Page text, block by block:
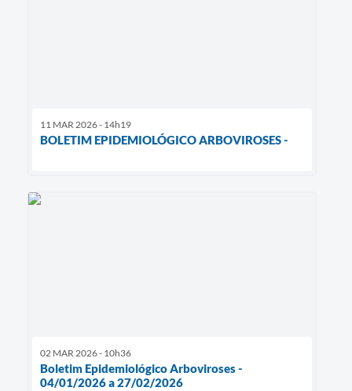
11 MAR 2026 - 14h19
BOLETIM EPIDEMIOLÓGICO ARBOVIROSES -
02 MAR 2026 - 10h36
Boletim Epidemiológico Arboviroses -
04/01/2026 a 27/02/2026